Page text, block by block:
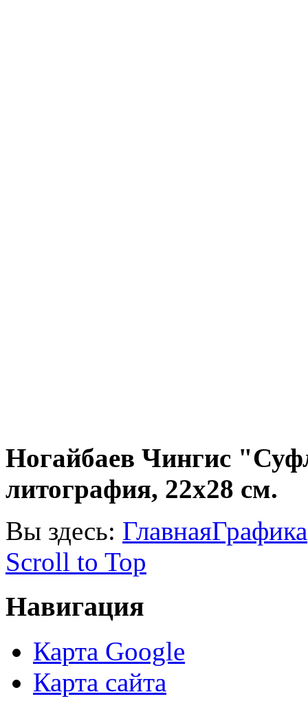
Ногайбаев Чингис
литография, 22х28 см.
Вы здесь: ГлавнаяГрафика
Scroll to Top
Навигация
Карта Google
Карта сайта